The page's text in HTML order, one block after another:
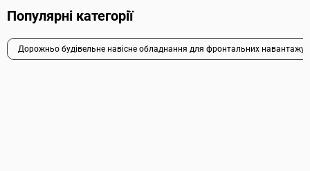
Популярні категорії
Дорожньо будівельне навісне обладнання для фронтальних